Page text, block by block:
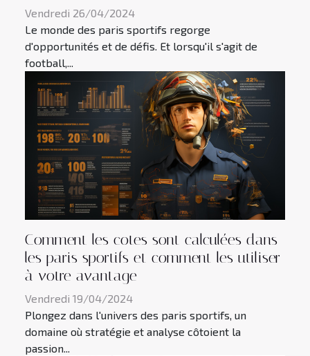
Vendredi 26/04/2024
Le monde des paris sportifs regorge
d'opportunités et de défis. Et lorsqu'il s'agit de
football,...
Comment les cotes sont calculées dans
les paris sportifs et comment les utiliser
à votre avantage
Vendredi 19/04/2024
Plongez dans l'univers des paris sportifs, un
domaine où stratégie et analyse côtoient la
passion...